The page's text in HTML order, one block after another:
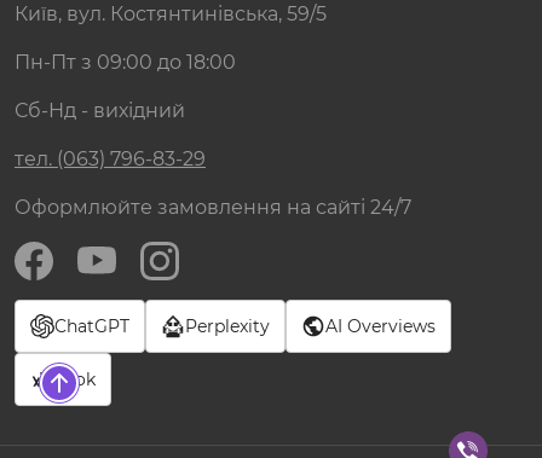
Київ, вул. Костянтинівська, 59/5
Пн-Пт з 09:00 до 18:00
Сб-Нд - вихідний
тел. (063) 796-83-29
Оформлюйте замовлення на сайті 24/7
ChatGPT Perplexity AI Overviews
Grok